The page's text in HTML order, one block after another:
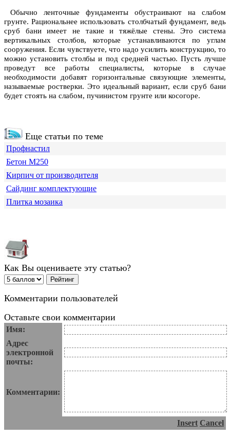
Обычно ленточные фундаменты обустраивают на слабом
грунте. Рациональнее использовать столбчатый фундамент, ведь
сруб бани имеет не такие и тяжёлые стены. Это система
вертикальных столбов, которые устанавливаются по углам
сооружения. Если чувствуете, что надо усилить конструкцию, то
можно установить столбы и под средней частью. Пусть лучше
проведут все работы специалисты, которые в случае
необходимости добавят горизонтальные связующие элементы,
называемые ростверки. Это идеальный вариант, если сруб бани
будет стоять на слабом, пучинистом грунте или косогоре.
Еще статьи по теме
Профнастил
Бетон М250
Кирпич от производителя
Сайдинг комплектующие
Плитка мозаика
Как Вы оцениваете эту статью?
Комментарии пользователей
Оставьте свои комментарии
Имя:
Адрес
электронной
почты:
Комментарии:
Insert Cancel